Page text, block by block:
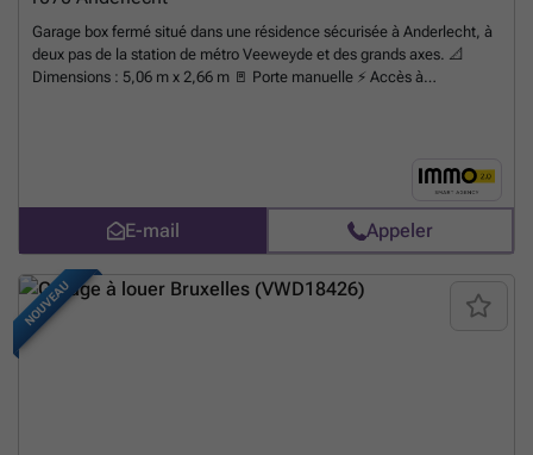
Garage box fermé situé dans une résidence sécurisée à Anderlecht, à
deux pas de la station de métro Veeweyde et des grands axes. 📐
Dimensions : 5,06 m x 2,66 m 🚪 Porte manuelle ⚡ Accès à
En savoir plus ?
E-mail Appeler
NOUVEAU